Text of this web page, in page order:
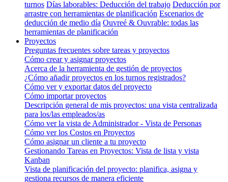
turnos Días laborables: Deducción del trabajo Deducción por
arrastre con herramientas de planificación Escenarios de
deducción de medio día Ouvreé & Ouvrable: todas las
herramientas de planificación
Proyectos
Preguntas frecuentes sobre tareas y proyectos
Cómo crear y asignar proyectos
Acerca de la herramienta de gestión de proyectos
¿Cómo añadir proyectos en los turnos registrados?
Cómo ver y exportar datos del proyecto
Cómo importar proyectos
Descripción general de mis proyectos: una vista centralizada
para los/las empleados/as
Cómo ver la vista de Administrador - Vista de Personas
Cómo ver los Costos en Proyectos
Cómo asignar un cliente a tu proyecto
Gestionando Tareas en Proyectos: Vista de lista y vista
Kanban
Vista de planificación del proyecto: planifica, asigna y
gestiona recursos de manera eficiente